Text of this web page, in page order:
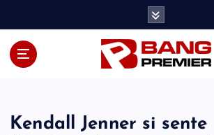
Kendall Jenner si sente